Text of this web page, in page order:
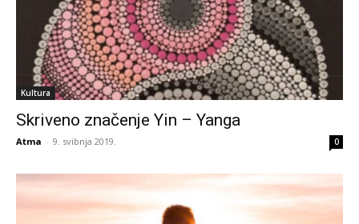
Kultura
Skriveno značenje Yin – Yanga
Atma - 9. svibnja 2019. 0